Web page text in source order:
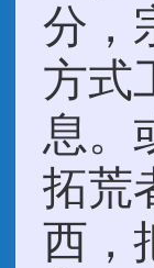
分，
方式
息。
拓荒
西，